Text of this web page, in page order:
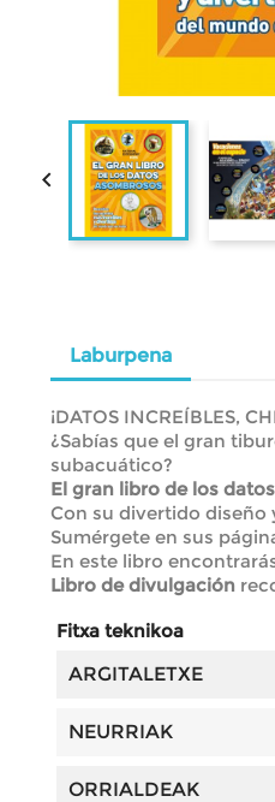

Laburpena
¡DATOS INCREÍBLES,
¿Sabías que el gran
subacuático?
El gran libro de los
Con su divertido
Sumérgete en sus
En este libro
Libro de divulgación
Fitxa teknikoa
ARGITALETXE
NEURRIAK
ORRIALDEAK